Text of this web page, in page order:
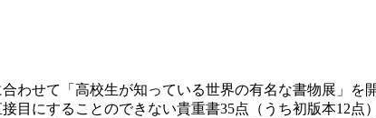
わせて「高校生が知っている世界の有名な書物展」
目にすることのできない貴重書35点（うち初版本12